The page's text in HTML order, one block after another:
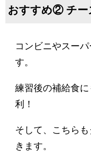
おすすめ② チー
コンビニやスー
す。
練習後の補給食
利！
そして、こちら
きます。